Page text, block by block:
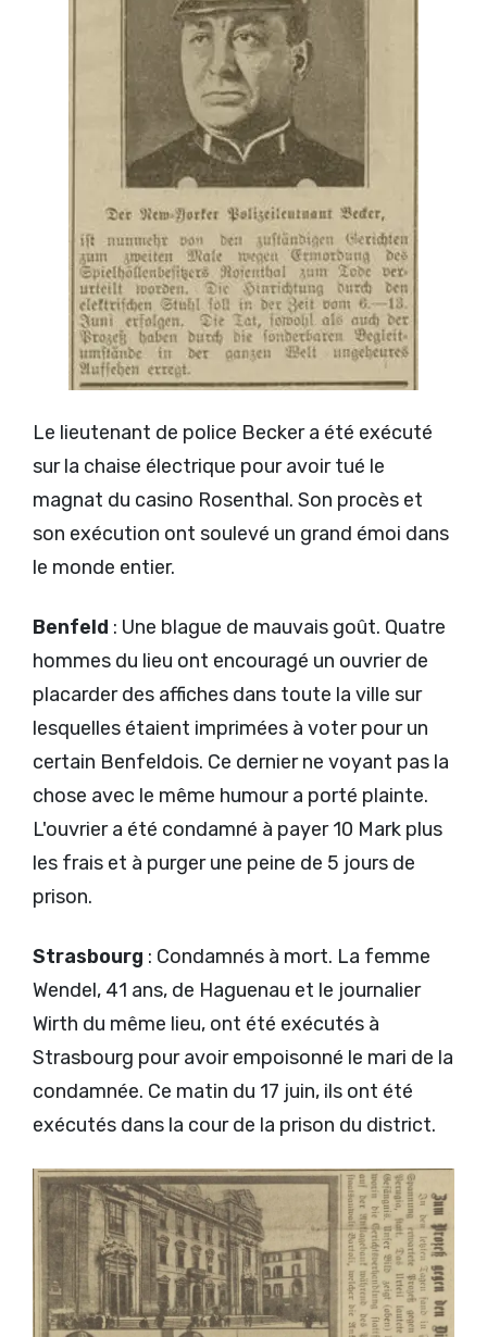
Le lieutenant de police Becker a été exécuté
sur la chaise électrique pour avoir tué le
magnat du casino Rosenthal. Son procès et
son exécution ont soulevé un grand émoi dans
le monde entier.
Benfeld : Une blague de mauvais goût. Quatre
hommes du lieu ont encouragé un ouvrier de
placarder des affiches dans toute la ville sur
lesquelles étaient imprimées à voter pour un
certain Benfeldois. Ce dernier ne voyant pas la
chose avec le même humour a porté plainte.
L'ouvrier a été condamné à payer 10 Mark plus
les frais et à purger une peine de 5 jours de
prison.
Strasbourg : Condamnés à mort. La femme
Wendel, 41 ans, de Haguenau et le journalier
Wirth du même lieu, ont été exécutés à
Strasbourg pour avoir empoisonné le mari de la
condamnée. Ce matin du 17 juin, ils ont été
exécutés dans la cour de la prison du district.